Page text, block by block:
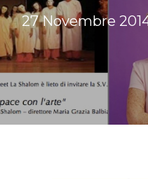
27 Novembre